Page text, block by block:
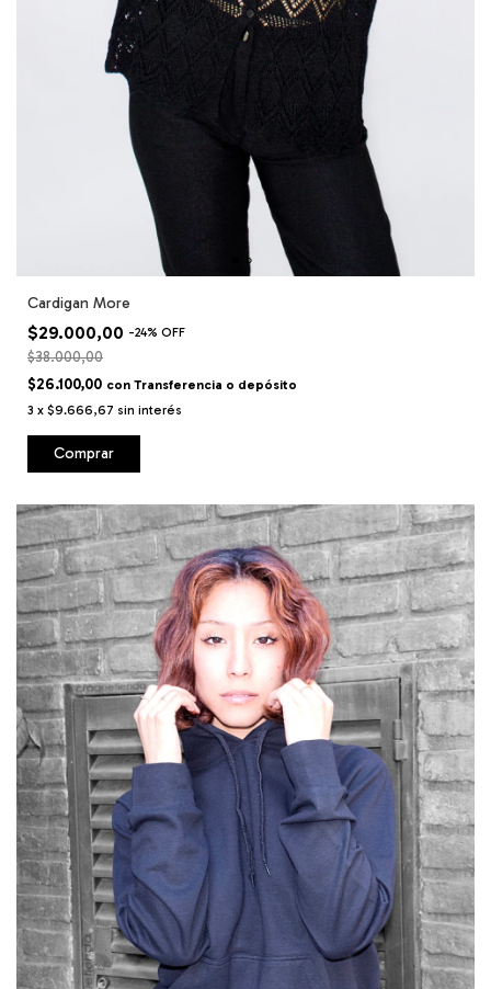
Cardigan More
$29.000,00 -24% OFF
$38.000,00
$26.100,00 con Transferencia o depósito
3 x $9.666,67 sin interés